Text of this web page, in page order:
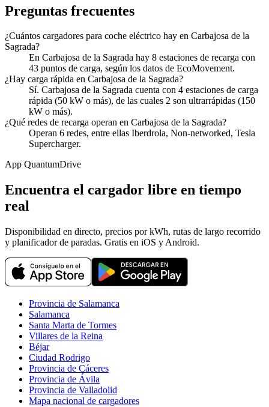
Preguntas frecuentes
¿Cuántos cargadores para coche eléctrico hay en Carbajosa de la
Sagrada?
En Carbajosa de la Sagrada hay 8 estaciones de recarga con
43 puntos de carga, según los datos de EcoMovement.
¿Hay carga rápida en Carbajosa de la Sagrada?
Sí. Carbajosa de la Sagrada cuenta con 4 estaciones de carga
rápida (50 kW o más), de las cuales 2 son ultrarrápidas (150
kW o más).
¿Qué redes de recarga operan en Carbajosa de la Sagrada?
Operan 6 redes, entre ellas Iberdrola, Non-networked, Tesla
Supercharger.
App QuantumDrive
Encuentra el cargador libre en tiempo
real
Disponibilidad en directo, precios por kWh, rutas de largo recorrido
y planificador de paradas. Gratis en iOS y Android.
Provincia de Salamanca
Salamanca
Santa Marta de Tormes
Villares de la Reina
Béjar
Ciudad Rodrigo
Provincia de Cáceres
Provincia de Ávila
Provincia de Valladolid
Mapa nacional de cargadores